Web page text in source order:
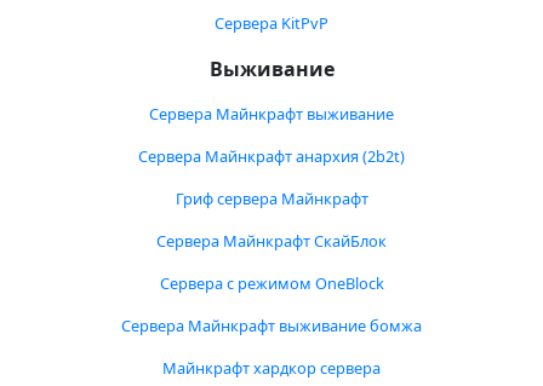
Сервера KitPvP
Выживание
Сервера Майнкрафт выживание
Сервера Майнкрафт анархия (2b2t)
Гриф сервера Майнкрафт
Сервера Майнкрафт СкайБлок
Сервера с режимом OneBlock
Сервера Майнкрафт выживание бомжа
Майнкрафт хардкор сервера